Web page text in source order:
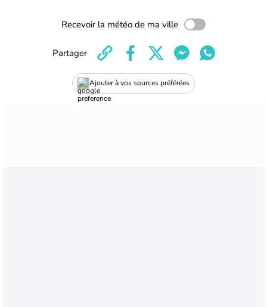
Recevoir la météo de ma ville
Ajouter à vos sources préférées
Partager